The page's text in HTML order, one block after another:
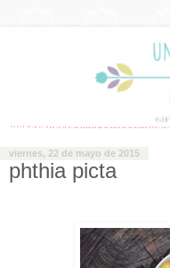
viernes, 22 de mayo de 2015
phthia picta